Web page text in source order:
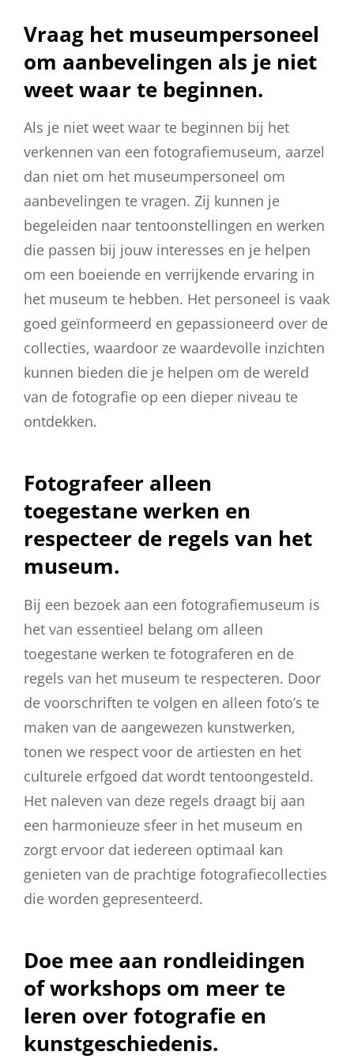
Vraag het museumpersoneel
om aanbevelingen als je niet
weet waar te beginnen.
Als je niet weet waar te beginnen bij het
verkennen van een fotografiemuseum, aarzel
dan niet om het museumpersoneel om
aanbevelingen te vragen. Zij kunnen je
begeleiden naar tentoonstellingen en werken
die passen bij jouw interesses en je helpen
om een boeiende en verrijkende ervaring in
het museum te hebben. Het personeel is vaak
goed geïnformeerd en gepassioneerd over de
collecties, waardoor ze waardevolle inzichten
kunnen bieden die je helpen om de wereld
van de fotografie op een dieper niveau te
ontdekken.
Fotografeer alleen
toegestane werken en
respecteer de regels van het
museum.
Bij een bezoek aan een fotografiemuseum is
het van essentieel belang om alleen
toegestane werken te fotograferen en de
regels van het museum te respecteren. Door
de voorschriften te volgen en alleen foto’s te
maken van de aangewezen kunstwerken,
tonen we respect voor de artiesten en het
culturele erfgoed dat wordt tentoongesteld.
Het naleven van deze regels draagt bij aan
een harmonieuze sfeer in het museum en
zorgt ervoor dat iedereen optimaal kan
genieten van de prachtige fotografiecollecties
die worden gepresenteerd.
Doe mee aan rondleidingen
of workshops om meer te
leren over fotografie en
kunstgeschiedenis.